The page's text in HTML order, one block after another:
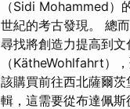
（Sidi Mohammed）
世紀的考古發現。 總
尋找將創造力提高到
（KätheWohlfahrt）
該購買前往西北薩爾
輯，這需要從布達佩斯